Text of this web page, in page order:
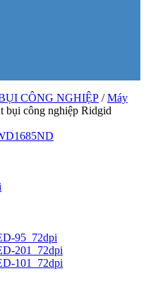
CÔNG NGHIỆP /Máy
bụi công nghiệp Ridgid